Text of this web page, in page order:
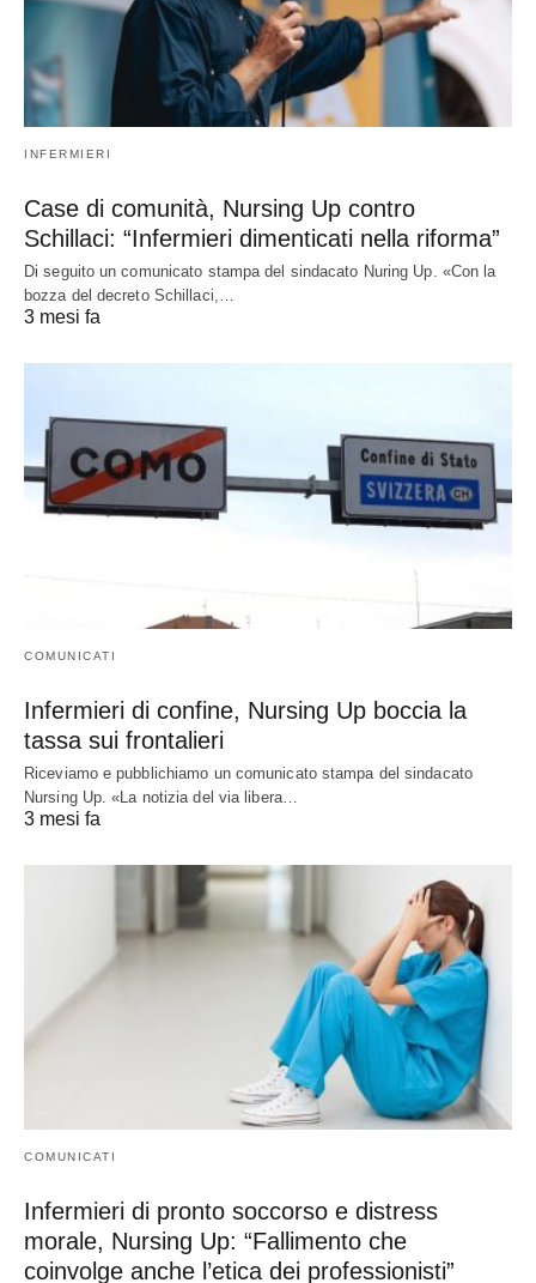
INFERMIERI
Case di comunità, Nursing Up contro
Schillaci: “Infermieri dimenticati nella riforma”
Di seguito un comunicato stampa del sindacato Nuring Up. «Con la
bozza del decreto Schillaci,…
3 mesi fa
COMUNICATI
Infermieri di confine, Nursing Up boccia la
tassa sui frontalieri
Riceviamo e pubblichiamo un comunicato stampa del sindacato
Nursing Up. «La notizia del via libera…
3 mesi fa
COMUNICATI
Infermieri di pronto soccorso e distress
morale, Nursing Up: “Fallimento che
coinvolge anche l’etica dei professionisti”